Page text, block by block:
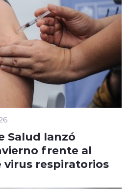
Salud lanzó
frente al
respiratorios